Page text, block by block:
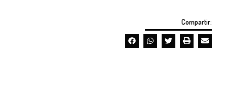
Compartir: